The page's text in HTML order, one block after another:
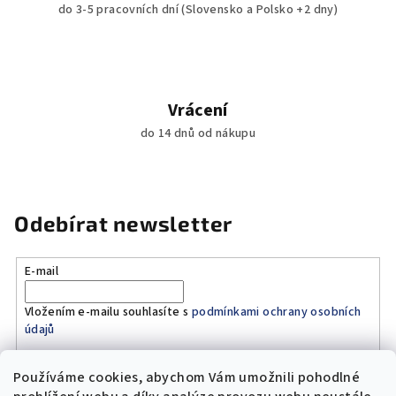
Používáme cookies, abychom Vám umožnili pohodlné
u
do 3-5 pracovních dní (Slovensko a Polsko +2 dny)
Vrácení
do 14 dnů od nákupu
Odebírat newsletter
E-mail
Vložením e-mailu souhlasíte s podmínkami ochrany osobních
údajů
Přihlásit se